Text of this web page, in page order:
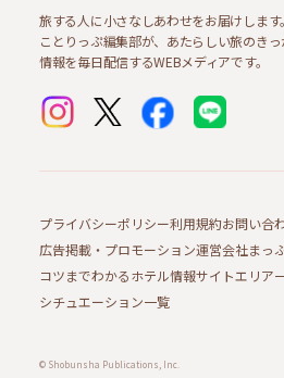
旅する人に小さなしあわせをお届けします。
ことりっぷ編集部が、あたらしい旅のき
情報を毎日配信するWEBメディアです。
プライバシーポリシー利用規約お問い合
広告掲載・プロモーション運営会社まっ
コツまでわかるホテル情報サイトエリア
シチュエーション一覧
© Shobunsha Publications, Inc.